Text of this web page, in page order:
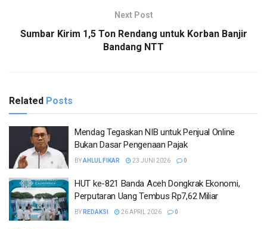
Next Post
Sumbar Kirim 1,5 Ton Rendang untuk Korban Banjir
Bandang NTT
Related Posts
Mendag Tegaskan NIB untuk Penjual Online
Bukan Dasar Pengenaan Pajak
BYAHLUL FIKAR 23 JUNI 2026 0
HUT ke-821 Banda Aceh Dongkrak Ekonomi,
Perputaran Uang Tembus Rp7,62 Miliar
BY REDAKSI 26 APRIL 2026 0